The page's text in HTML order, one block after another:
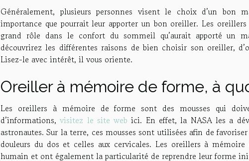
Généralement, plusieurs personnes visent le choix d’un bon
importance que pourrait leur apporter un bon oreiller. Les
grand rôle dans le confort du sommeil qu’aurait apporté un
découvrirez les différentes raisons de bien choisir son oreiller,
Lisez-le avec intérêt, il vous oriente.
Oreiller à mémoire de forme, à
Les oreillers à mémoire de forme sont des mousses qui
d’informations,visitez le site web ici. En effet, la NASA les a
astronautes. Sur la terre, ces mousses sont utilisées afin de
douleurs du dos et celles aux cervicales. Les oreillers à
humain et ont également la particularité de reprendre leur forme